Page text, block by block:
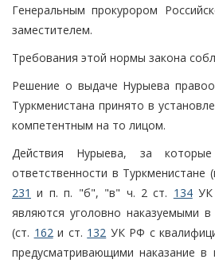
Генеральным прокурором
заместителем.
Требования этой нормы закона
Решение о выдаче Нурыева
Туркменистана принято в
компетентным на то лицом.
Действия Нурыева, за
ответственности в
231 и п. п. "б", "в" ч. 2 ст. 134УК
являются уголовно наказуемыми
(ст. 162 и ст. 132 УК РФ с
предусматривающими наказание